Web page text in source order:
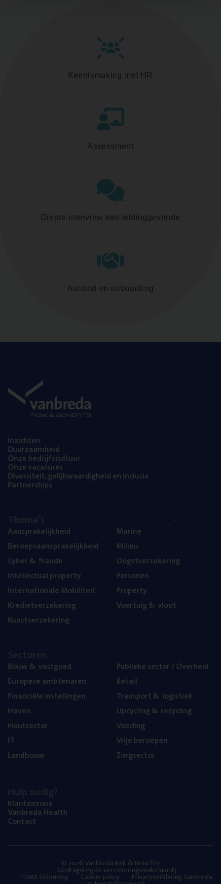
Kennismaking met HR
Assessment
Diepte-interview met leidinggevende
Aanbod en onboarding
Inzich­ten
Duur­zaam­heid
Onze bedrijfs­cul­tuur
Onze vaca­tu­res
Diver­si­teit, gelijk­waar­dig­heid en inclusie
Part­ner­ships
Aan­spra­ke­lijk­heid
Beroeps­aan­spra­ke­lijk­heid
Cyber& fraude
Intel­lec­tu­al property
Inter­na­ti­o­na­le Mobiliteit
Kre­diet­ver­ze­ke­ring
Kunst­ver­ze­ke­ring
Mari­ne
Mili­eu
Oogst­ver­ze­ke­ring
Per­so­nen
Pro­per­ty
Voer­tuig& vloot
Bouw& vastgoed
Euro­pe­se ambtenaren
Finan­ci­ë­le instellingen
Haven
Hout­sec­tor
IT
Land­bouw
Publie­ke sec­tor / Overheid
Retail
Trans­port& logistiek
Upcy­cling& recycling
Voe­ding
Vrije beroe­pen
Zorg­sec­tor
Klan­ten­zo­ne
Van­b­re­da Health
Con­tact
© 2026 Vanbreda Risk & Benefits
Gedragsregels verzekeringsmakelaardij
FSMA Erkenning Cookie policy Privacyverklaring Vanbreda